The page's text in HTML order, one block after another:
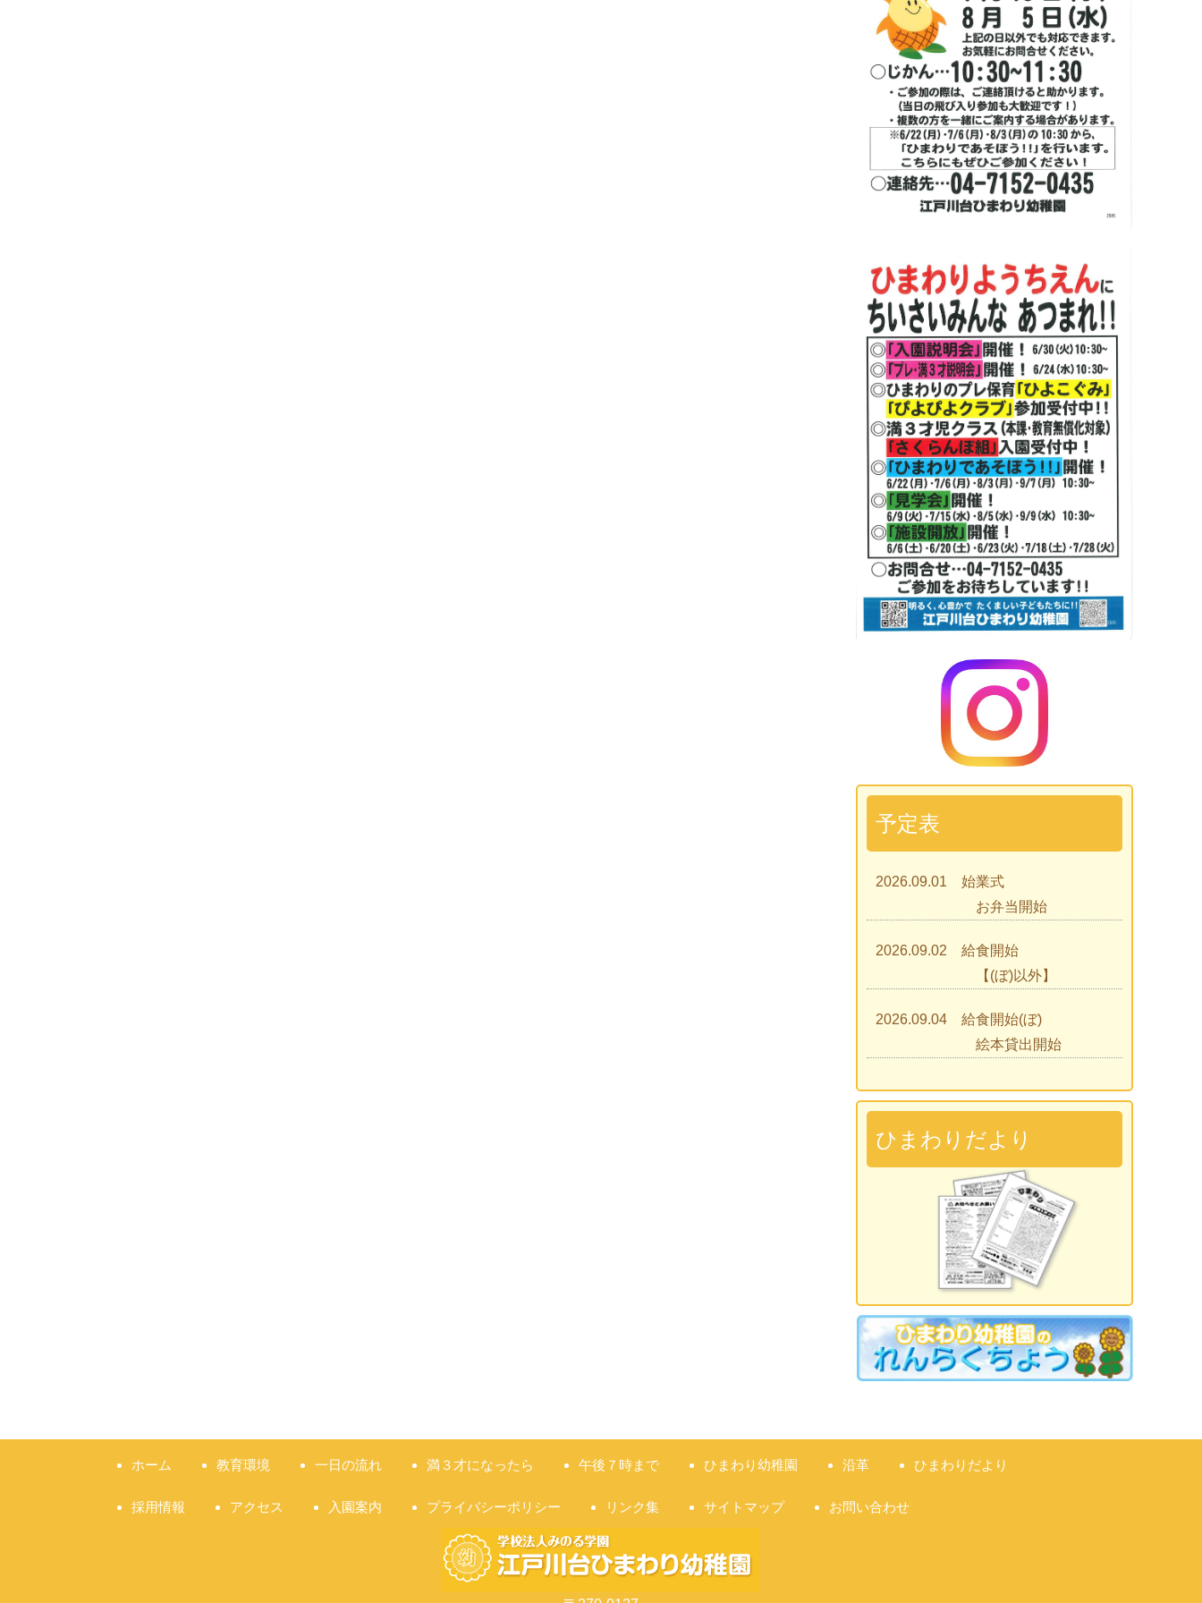
予定表
2026.09.01 始業式
お弁当開始
2026.09.02 給食開始
【(ぼ)以外】
2026.09.04 給食開始(ぼ)
絵本貸出開始
2026.09.07 ひまわりであそぼう
2026.09.09 見学会
2026.09.15 入園説明会
2026.09.18 誕生日会
2026.09.21 敬老の日
2026.09.22 国民の休日
2026.09.23 秋分の日
ひまわりだより
ホーム 教育環境 一日の流れ 満３才になったら 午後７時まで ひまわり幼稚園 沿革 ひまわりだより
採用情報 アクセス 入園案内 プライバシーポリシー リンク集 サイトマップ お問い合わせ